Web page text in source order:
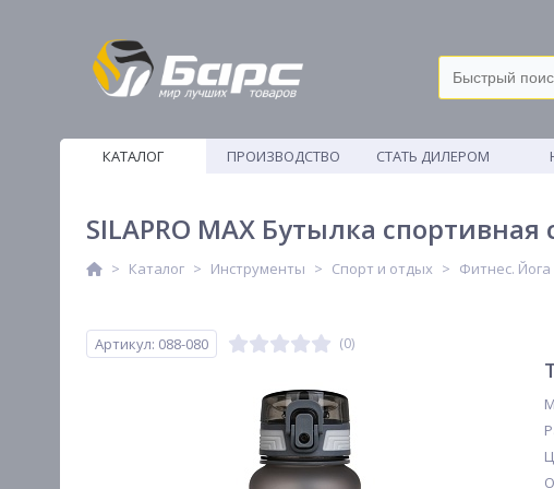
КАТАЛОГ
ПРОИЗВОДСТВО
СТАТЬ ДИЛЕРОМ
SILAPRO MAX Бутылка
Каталог Инструменты Спорт и отдых Фитнес. Йога
Артикул: 088-080 (0)